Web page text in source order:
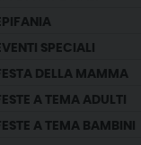
SPECIALI
DELLA MAMMA
A TEMA ADULTI
A TEMA BAMBINI